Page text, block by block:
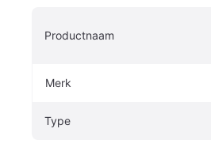
Productnaam
Merk
Type